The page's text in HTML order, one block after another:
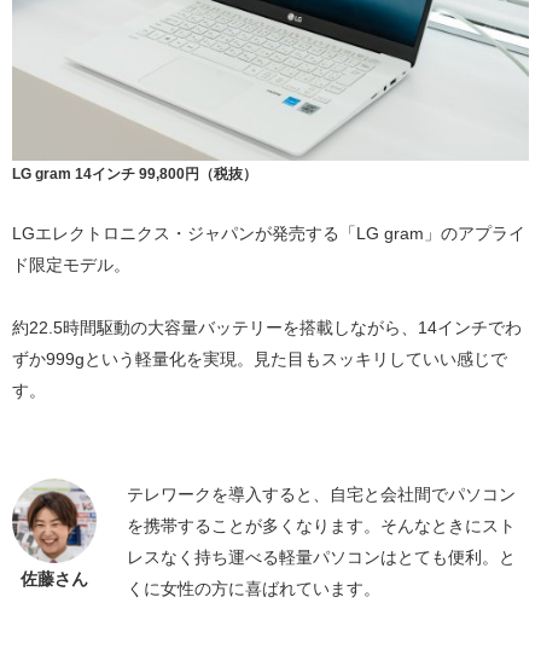
LG gram 14インチ 99,800円（税抜）
LGエレクトロニクス・ジャパンが発売する「LG gram」のアプライ
ド限定モデル。
約22.5時間駆動の大容量バッテリーを搭載しながら、14インチでわ
ずか999gという軽量化を実現。見た目もスッキリしていい感じで
す。
佐藤さん
テレワークを導入すると、自宅と会社間でパソコン
を携帯することが多くなります。そんなときにスト
レスなく持ち運べる軽量パソコンはとても便利。と
くに女性の方に喜ばれています。